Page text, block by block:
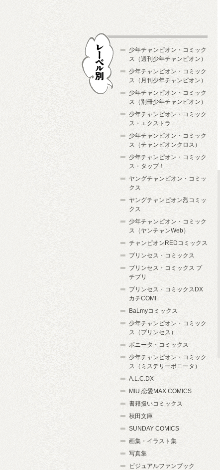
少年チャンピオン・コミック
ス（週刊少年チャンピオン）
少年チャンピオン・コミック
ス（月刊少年チャンピオン）
少年チャンピオン・コミック
ス（別冊少年チャンピオン）
少年チャンピオン・コミック
ス・エクストラ
少年チャンピオン・コミック
ス（チャンピオンクロス）
少年チャンピオン・コミック
ス・タップ！
ヤングチャンピオン・コミッ
クス
ヤングチャンピオン烈コミッ
クス
少年チャンピオン・コミック
ス（ヤンチャンWeb）
チャンピオンREDコミックス
プリンセス・コミックス
プリンセス・コミックス プ
チプリ
プリンセス・コミックスDX
カチCOMI
BaLmyコミックス
少年チャンピオン・コミック
ス（プリンセス）
ボニータ・コミックス
少年チャンピオン・コミック
ス（ミステリーボニータ）
A.L.C.DX
MIU 恋愛MAX COMICS
書籍扱いコミックス
秋田文庫
SUNDAY COMICS
画集・イラスト集
写真集
ビジュアルファンブック